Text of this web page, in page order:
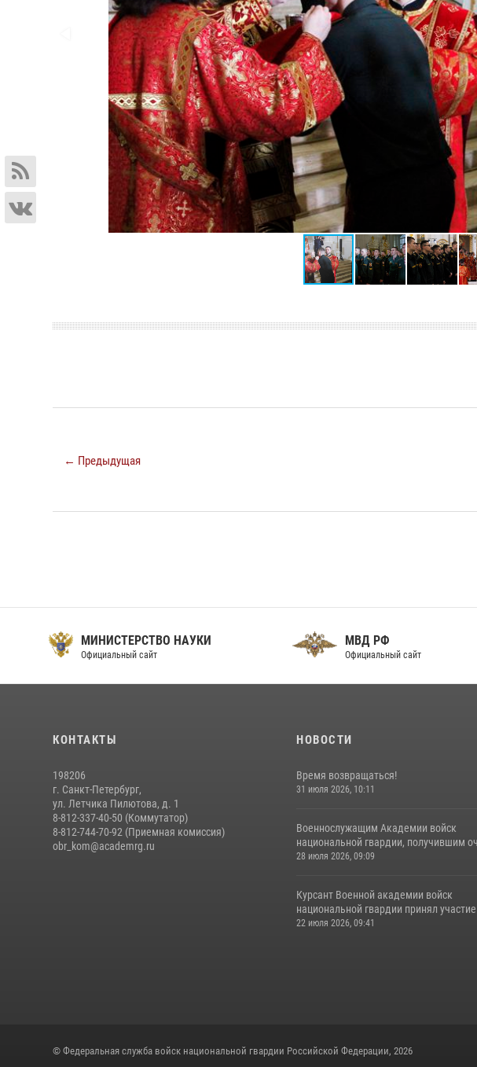
← Предыдущая
МИНИСТЕРСТВО НАУКИ
Официальный сайт
МВД РФ
Официальный сайт
КОНТАКТЫ
198206
г. Санкт-Петербург,
ул. Летчика Пилютова, д. 1
8-812-337-40-50 (Коммутатор)
8-812-744-70-92 (Приемная комиссия)
obr_kom@academrg.ru
НОВОСТИ
Время возвращаться!
31 июля 2026, 10:11
Военнослужащим Академии войск
национальной гвардии, получившим
28 июля 2026, 09:09
Курсант Военной академии войск
национальной гвардии принял
22 июля 2026, 09:41
© Федеральная служба войск национальной гвардии Российской Федерации, 2026